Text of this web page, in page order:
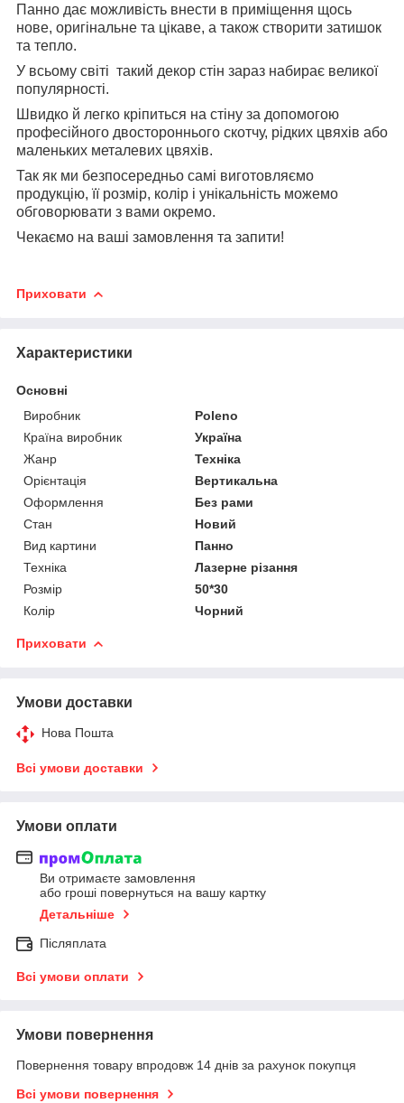
Панно дає можливість внести в приміщення щось
нове, оригінальне та цікаве, а також створити затишок
та тепло.
У всьому світі такий декор стін зараз набирає великої
популярності.
Швидко й легко кріпиться на стіну за допомогою
професійного двостороннього скотчу, рідких цвяхів або
маленьких металевих цвяхів.
Так як ми безпосередньо самі виготовляємо
продукцію, її розмір, колір і унікальність можемо
обговорювати з вами окремо.
Чекаємо на ваші замовлення та запити!
Приховати
Характеристики
Основні
Виробник
Poleno
Країна виробник
Україна
Жанр
Техніка
Орієнтація
Вертикальна
Оформлення
Без рами
Стан
Новий
Вид картини
Панно
Техніка
Лазерне різання
Розмір
50*30
Колір
Чорний
Приховати
Умови доставки
Нова Пошта
Всі умови доставки
Умови оплати
Ви отримаєте замовлення
або гроші повернуться на вашу картку
Детальніше
Післяплата
Всі умови оплати
Умови повернення
Повернення товару впродовж 14 днів за рахунок покупця
Всі умови повернення